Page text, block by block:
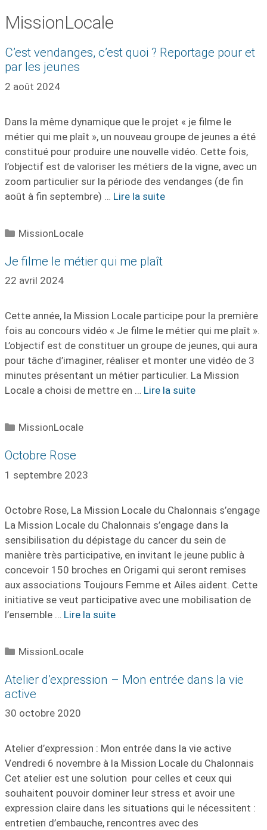
auMissionLocale
C’est vendanges, c’est quoi ? Reportage pour et
par les jeunes
2 août 2024
Dans la même dynamique que le projet « je filme le
métier qui me plaît », un nouveau groupe de jeunes a été
constitué pour produire une nouvelle vidéo. Cette fois,
l’objectif est de valoriser les métiers de la vigne, avec un
zoom particulier sur la période des vendanges (de fin
août à fin septembre) … Lire la suite
Catégories
MissionLocale
Je filme le métier qui me plaît
22 avril 2024
Cette année, la Mission Locale participe pour la première
fois au concours vidéo « Je filme le métier qui me plaît ».
L’objectif est de constituer un groupe de jeunes, qui aura
pour tâche d’imaginer, réaliser et monter une vidéo de 3
minutes présentant un métier particulier. La Mission
Locale a choisi de mettre en … Lire la suite
Catégories
MissionLocale
Octobre Rose
1 septembre 2023
Octobre Rose, La Mission Locale du Chalonnais s’engage
La Mission Locale du Chalonnais s’engage dans la
sensibilisation du dépistage du cancer du sein de
manière très participative, en invitant le jeune public à
concevoir 150 broches en Origami qui seront remises
aux associations Toujours Femme et Ailes aident. Cette
initiative se veut participative avec une mobilisation de
l’ensemble … Lire la suite
Catégories
MissionLocale
Atelier d’expression – Mon entrée dans la vie
active
30 octobre 2020
Atelier d’expression : Mon entrée dans la vie active
Vendredi 6 novembre à la Mission Locale du Chalonnais
Cet atelier est une solution pour celles et ceux qui
souhaitent pouvoir dominer leur stress et avoir une
expression claire dans les situations qui le nécessitent :
entretien d’embauche, rencontres avec des